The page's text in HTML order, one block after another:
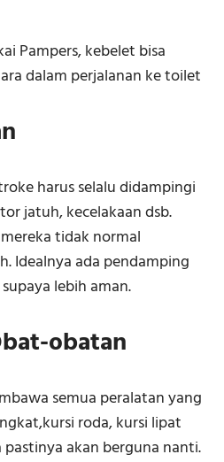
Pampers, kebelet bisa
dalam perjalanan ke toilet
harus selalu didampingi
jatuh, kecelakaan dsb.
tidak normal
Idealnya ada pendamping
lebih aman.
obatan
semua peralatan yang
roda, kursi lipat
akan berguna nanti.